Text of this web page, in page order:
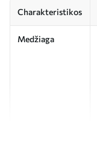
Charakteristikos
Medžiaga